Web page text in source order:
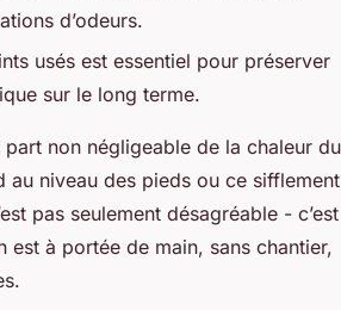
d’odeurs.
usés est essentiel pour préserver
sur le long terme.
non négligeable de la chaleur du
au niveau des pieds ou ce sifflement
pas seulement désagréable - c’est
est à portée de main, sans chantier,